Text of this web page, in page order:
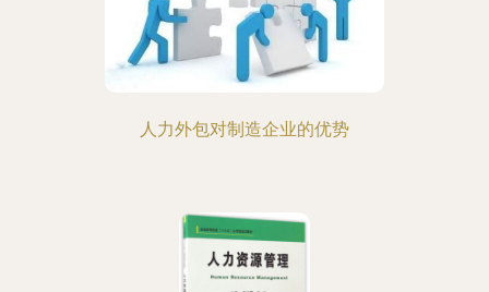
人力外包对制造企业的优势